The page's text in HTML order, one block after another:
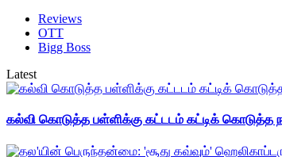
Reviews
OTT
Bigg Boss
Latest
கல்வி கொடுத்த பள்ளிக்கு கட்டடம் கட்டிக் கொடுத்த